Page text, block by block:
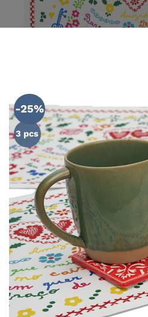
-25%
3 pcs